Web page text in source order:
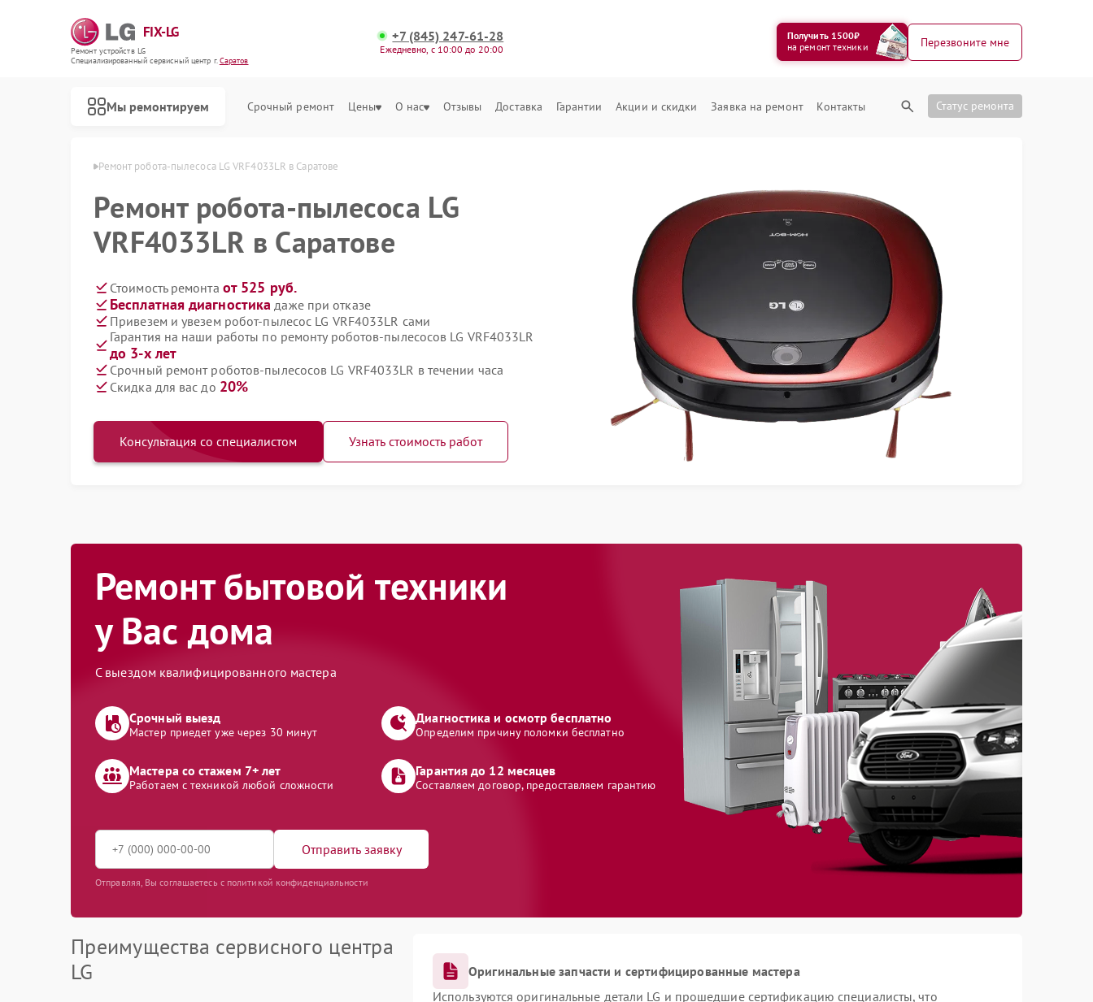
FIX-LG
Ремонт устройств LG
Специализированный cервисный центр г.Саратов
+7 (845) 247-61-28
Ежедневно, с 10:00 до 20:00
Получить 1500₽
на ремонт техники
Перезвоните мне
Мы ремонтируем Срочный ремонт Цены О нас Отзывы Доставка Гарантии Акции и скидки Заявка на ремонт Контакты Статус ремонта
Ремонт робота-пылесоса LG VRF4033LR в Саратове
Ремонт робота-пылесоса LG
VRF4033LR в Саратове
Стоимость ремонта от 525 руб.
Бесплатная диагностика даже при отказе
Привезем и увезем робот-пылесос LG VRF4033LR сами
Гарантия на наши работы по ремонту роботов-пылесосов LG VRF4033LR
до 3-х лет
Срочный ремонт роботов-пылесосов LG VRF4033LR в течении часа
Скидка для вас до 20%
Консультация со специалистом Узнать стоимость работ
Ремонт бытовой техники
у Вас дома
С выездом квалифицированного мастера
Срочный выезд
Мастер приедет уже через 30 минут
Диагностика и осмотр бесплатно
Определим причину поломки бесплатно
Мастера со стажем 7+ лет
Работаем с техникой любой сложности
Гарантия до 12 месяцев
Составляем договор, предоставляем гарантию
Отправить заявку
Отправляя, Вы соглашаетесь с политикой конфиденциальности
Преимущества сервисного центра
LG
Оригинальные запчасти и сертифицированные мастера
Используются оригинальные детали LG и прошедшие сертификацию специалисты, что